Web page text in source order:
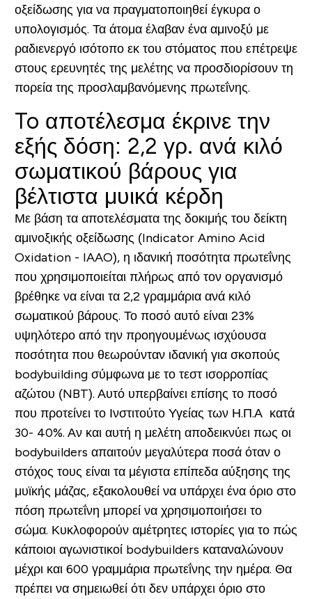
οξείδωσης για να πραγματοποιηθεί έγκυρα ο
υπολογισμός. Τα άτομα έλαβαν ένα αμινοξύ με
ραδιενεργό ισότοπο εκ του στόματος που επέτρεψε
στους ερευνητές της μελέτης να προσδιορίσουν τη
πορεία της προσλαμβανόμενης πρωτεΐνης.
To αποτέλεσμα έκρινε την
εξής δόση: 2,2 γρ. ανά κιλό
σωματικού βάρους για
βέλτιστα μυικά κέρδη
Με βάση τα αποτελέσματα της δοκιμής του δείκτη
αμινοξικής οξείδωσης (Indicator Amino Acid
Oxidation - IAAO), η ιδανική ποσότητα πρωτεΐνης
που χρησιμοποιείται πλήρως από τον οργανισμό
βρέθηκε να είναι τα 2,2 γραμμάρια ανά κιλό
σωματικού βάρους. Το ποσό αυτό είναι 23%
υψηλότερο από την προηγουμένως ισχύουσα
ποσότητα που θεωρούνταν ιδανική για σκοπούς
bodybuilding σύμφωνα με το τεστ ισορροπίας
αζώτου (NBT). Αυτό υπερβαίνει επίσης το ποσό
που προτείνει το Ινστιτούτο Υγείας των Η.Π.Α κατά
30- 40%. Αν και αυτή η μελέτη αποδεικνύει πως οι
bodybuilders απαιτούν μεγαλύτερα ποσά όταν ο
στόχος τους είναι τα μέγιστα επίπεδα αύξησης της
μυϊκής μάζας, εξακολουθεί να υπάρχει ένα όριο στο
πόση πρωτεΐνη μπορεί να χρησιμοποιήσει το
σώμα. Κυκλοφορούν αμέτρητες ιστορίες για το πώς
κάποιοι αγωνιστικοί bodybuilders καταναλώνουν
μέχρι και 600 γραμμάρια πρωτεΐνης την ημέρα. Θα
πρέπει να σημειωθεί ότι δεν υπάρχει όριο στο